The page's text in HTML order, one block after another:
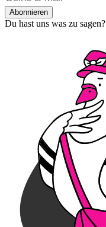
Abonnieren
Du hast uns was zu sagen?